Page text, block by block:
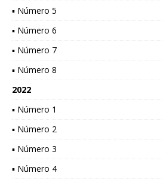
▪ Número 5
▪ Número 6
▪ Número 7
▪ Número 8
2022
▪ Número 1
▪ Número 2
▪ Número 3
▪ Número 4